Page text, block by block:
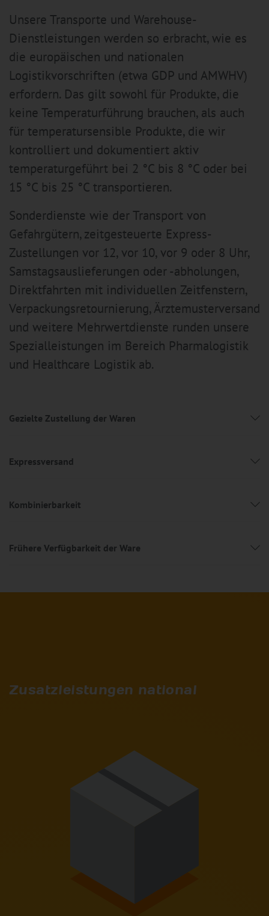
Unsere Transporte und Warehouse-
Dienstleistungen werden so erbracht, wie es
die europäischen und nationalen
Logistikvorschriften (etwa GDP und AMWHV)
erfordern. Das gilt sowohl für Produkte, die
keine Temperaturführung brauchen, als auch
für temperatursensible Produkte, die wir
kontrolliert und dokumentiert aktiv
temperaturgeführt bei 2 °C bis 8 °C oder bei
15 °C bis 25 °C transportieren.
Sonderdienste wie der Transport von
Gefahrgütern, zeitgesteuerte Express-
Zustellungen vor 12, vor 10, vor 9 oder 8 Uhr,
Samstagsauslieferungen oder -abholungen,
Direktfahrten mit individuellen Zeitfenstern,
Verpackungsretournierung, Ärztemusterversand
und weitere Mehrwertdienste runden unsere
Spezialleistungen im Bereich Pharmalogistik
und Healthcare Logistik ab.
Gezielte Zustellung der Waren
Expressversand
Kombinierbarkeit
Frühere Verfügbarkeit der Ware
Zusatzleistungen national